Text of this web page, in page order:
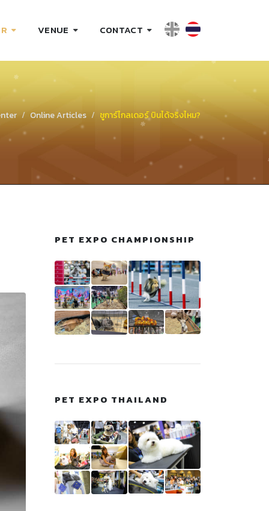
VENUE CONTACT
Online Articles ชูการ์ไกลเดอร์ บินได้จริงไหม?
PET EXPO CHAMPIONSHIP
PET EXPO THAILAND